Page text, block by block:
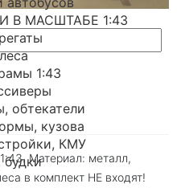
В МАСШТАБЕ 1:43
1:43
обтекатели
кузова
КМУ
Материал: металл,
в комплект НЕ входят!